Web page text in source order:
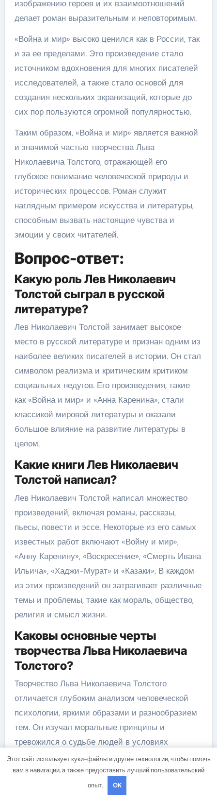
изображению героев и их взаимоотношений
делает роман выразительным и неповторимым.
«Война и мир» высоко ценился как в России, так
и за ее пределами. Это произведение стало
источником вдохновения для многих писателей
исследователей, а также стало основой для
создания нескольких экранизаций, которые до
сих пор пользуются огромной популярностью.
Таким образом, «Война и мир» является важной
и значимой частью творчества Льва
Николаевича Толстого, отражающей его
глубокое понимание человеческой природы и
исторических процессов. Роман служит
наглядным примером искусства и литературы,
способным вызвать настоящие чувства и
эмоции у своих читателей.
Вопрос-ответ:
Какую роль Лев Николаевич
Толстой сыграл в русской
литературе?
Лев Николаевич Толстой занимает высокое
место в русской литературе и признан одним из
наиболее великих писателей в истории. Он стал
символом реализма и критическим критиком
социальных недугов. Его произведения, такие
как «Война и мир» и «Анна Каренина», стали
классикой мировой литературы и оказали
большое влияние на развитие литературы в
целом.
Какие книги Лев Николаевич
Толстой написал?
Лев Николаевич Толстой написал множество
произведений, включая романы, рассказы,
пьесы, повести и эссе. Некоторые из его самых
известных работ включают «Войну и мир»,
«Анну Каренину», «Воскресение», «Смерть Ивана
Ильича», «Хаджи-Мурат» и «Казаки». В каждом
из этих произведений он затрагивает различные
темы и проблемы, такие как мораль, общество,
религия и смысл жизни.
Каковы основные черты
творчества Льва Николаевича
Толстого?
Творчество Льва Николаевича Толстого
отличается глубоким анализом человеческой
психологии, яркими образами и разнообразием
тем. Он изучал моральные принципы и
тревожился о судьбе людей в условиях
социальной несправедливости. Толстой был
известен своей уникальной способностью
описывать характеры и размышлять о
Этот сайт использует куки-файлы и другие технологии, чтобы помочь
вам в навигации, а также предоставить лучший пользовательский
опыт.
OK